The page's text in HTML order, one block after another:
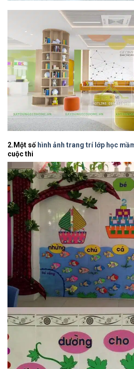
2.Một số hình ảnh trang trí lớp học
cuộc thi